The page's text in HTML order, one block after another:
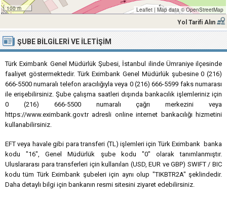
100 m Leaflet | Map data ©OpenStreetMap
Yol Tarifi Alın
ŞUBE BILGILERI VE İLETIŞIM
Türk Eximbank Genel Müdürlük Şubesi, İstanbul ilinde Ümraniye ilçesinde
faaliyet göstermektedir. Türk Eximbank Genel Müdürlük şubesine 0 (216)
666-5500 numaralı telefon aracılığıyla veya 0 (216) 666-5599 faks numarası
ile erişebilirsiniz. Şube çalışma saatleri dışında bankacılık işlemleriniz için
0 (216) 666-5500 numaralı çağrı merkezini veya
https://www.eximbank.gov.tr adresli online internet bankacılığı hizmetini
kullanabilirsiniz.
EFT veya havale gibi para transferi (TL) işlemleri için Türk Eximbank banka
kodu "16", Genel Müdürlük şube kodu "0" olarak tanımlanmıştır.
Uluslararası para transferleri için kullanılan (USD, EUR ve GBP) SWIFT / BIC
kodu tüm Türk Eximbank şubeleri için aynı olup "TIKBTR2A" şeklindedir.
Daha detaylı bilgi için bankanın resmi sitesini ziyaret edebilirsiniz.